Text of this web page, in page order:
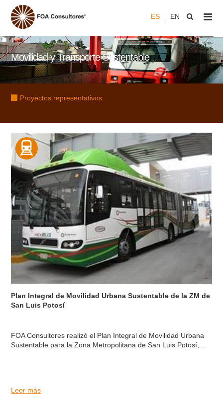
ES EN
Movilidad y Transporte Sustentable
Proyectos representativos
Plan Integral de Movilidad Urbana Sustentable de la ZM de
San Luis Potosí
FOA Consultores realizó el Plan Integral de Movilidad Urbana
Sustentable para la Zona Metropolitana de San Luis Potosí,...
Leer más